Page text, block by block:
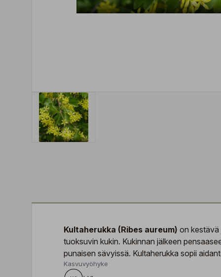
Kultaherukka (Ribes aureum) on kestävä
tuoksuvin kukin. Kukinnan jälkeen
punaisen sävyissä. Kultaherukka sopii
Kasvuvyöhyke